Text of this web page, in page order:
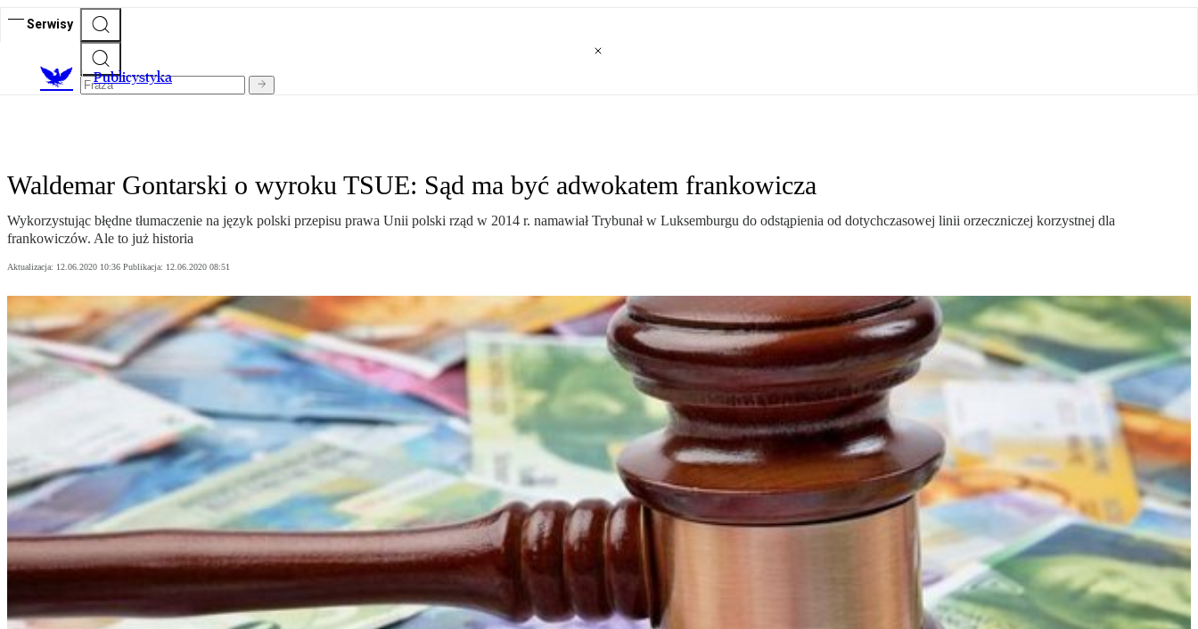
Serwisy
Publicystyka
Waldemar Gontarski o wyroku TSUE: Sąd ma być adwokatem frankowicza
Wykorzystując błędne tłumaczenie na język polski przepisu prawa Unii polski rząd w 2014 r. namawiał Trybunał w Luksemburgu do odstąpienia od dotychczasowej linii orzeczniczej korzystnej dla
frankowiczów. Ale to już historia
Aktualizacja: 12.06.2020 10:36 Publikacja: 12.06.2020 08:51